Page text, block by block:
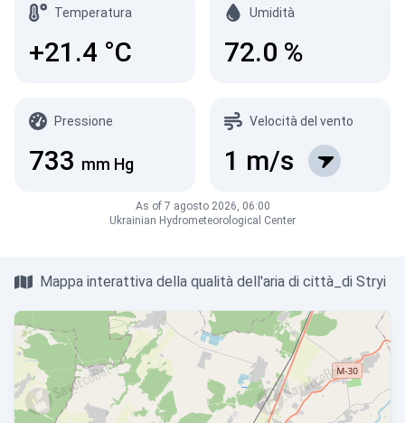
Temperatura
+21.4 °C
Umidità
72.0 %
Pressione
733 mm Hg
Velocità del vento
1 m/s
As of 7 agosto 2026, 06:00
Ukrainian Hydrometeorological Center
Mappa interattiva della qualità dell'aria di città_di Stryi